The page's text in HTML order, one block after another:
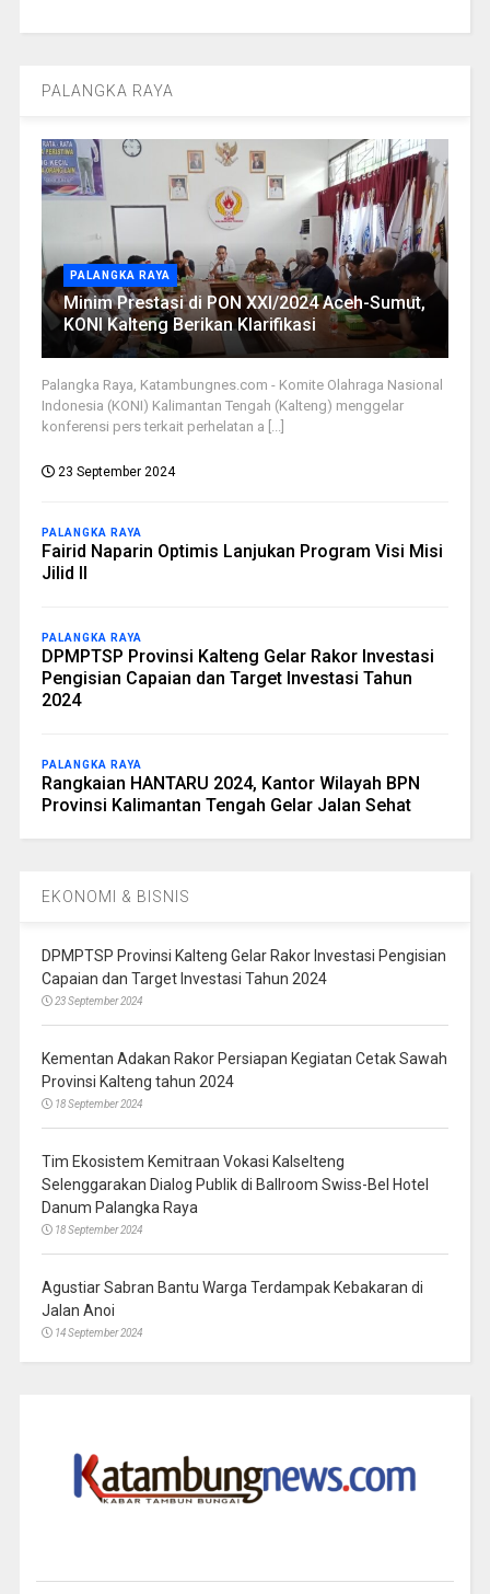
PALANGKA RAYA
PALANGKA RAYA
Minim Prestasi di PON XXI/2024 Aceh-Sumut,
KONI Kalteng Berikan Klarifikasi
Palangka Raya, Katambungnes.com - Komite Olahraga Nasional
Indonesia (KONI) Kalimantan Tengah (Kalteng) menggelar
konferensi pers terkait perhelatan a [...]
23 September 2024
PALANGKA RAYA
Fairid Naparin Optimis Lanjukan Program Visi Misi
Jilid II
PALANGKA RAYA
DPMPTSP Provinsi Kalteng Gelar Rakor Investasi
Pengisian Capaian dan Target Investasi Tahun
2024
PALANGKA RAYA
Rangkaian HANTARU 2024, Kantor Wilayah BPN
Provinsi Kalimantan Tengah Gelar Jalan Sehat
EKONOMI & BISNIS
DPMPTSP Provinsi Kalteng Gelar Rakor Investasi Pengisian
Capaian dan Target Investasi Tahun 2024
23 September 2024
Kementan Adakan Rakor Persiapan Kegiatan Cetak Sawah
Provinsi Kalteng tahun 2024
18 September 2024
Tim Ekosistem Kemitraan Vokasi Kalselteng
Selenggarakan Dialog Publik di Ballroom Swiss-Bel Hotel
Danum Palangka Raya
18 September 2024
Agustiar Sabran Bantu Warga Terdampak Kebakaran di
Jalan Anoi
14 September 2024